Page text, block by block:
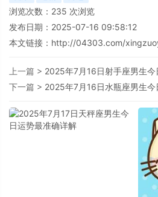
浏览次数： 235 次浏览
发布日期：2025-07-16 09:58:12
本文链接： http://04303.com/
上一篇 > 2025年7月16日射手座男生
下一篇 > 2025年7月16日水瓶座男生